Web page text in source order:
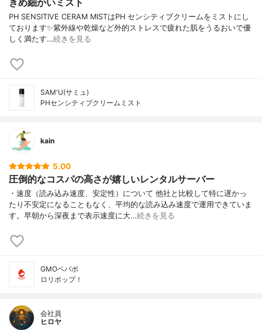
PH SENSITIVE CERAM MISTはPH センシティブクリームをミストにし
ております✨紫外線や乾燥など外的ストレスで疲れた肌をうるおいで優
しく満たす…続きを見る
SAM'U(サミュ)
PHセンシティブクリームミスト
kain
5.00
圧倒的なコスパの高さが嬉しいレンタルサーバー
・速度（読み込み速度、安定性）について 他社と比較して特に遅かっ
たり不安定になることもなく、平均的な読み込み速度で運用できていま
す。早朝から深夜まで表示速度に大…続きを見る
GMOペパボ
ロリポップ！
会社員
ヒロヤ